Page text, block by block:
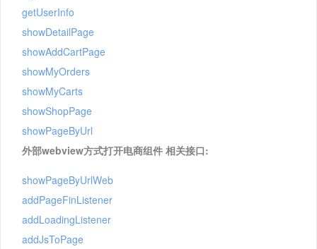
getUserInfo
showDetailPage
showAddCartPage
showMyOrders
showMyCarts
showShopPage
showPageByUrl
外部webview方式打开电商组件 相关接口:
showPageByUrlWeb
addPageFinListener
addLoadingListener
addJsToPage